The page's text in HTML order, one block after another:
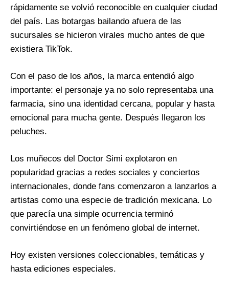
rápidamente se volvió reconocible en cualquier ciudad
del país. Las botargas bailando afuera de las
sucursales se hicieron virales mucho antes de que
existiera TikTok.
Con el paso de los años, la marca entendió algo
importante: el personaje ya no solo representaba una
farmacia, sino una identidad cercana, popular y hasta
emocional para mucha gente. Después llegaron los
peluches.
Los muñecos del Doctor Simi explotaron en
popularidad gracias a redes sociales y conciertos
internacionales, donde fans comenzaron a lanzarlos a
artistas como una especie de tradición mexicana. Lo
que parecía una simple ocurrencia terminó
convirtiéndose en un fenómeno global de internet.
Hoy existen versiones coleccionables, temáticas y
hasta ediciones especiales.